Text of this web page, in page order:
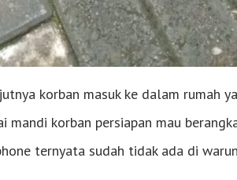
korban masuk ke dalam rumah
mandi korban persiapan mau
ternyata sudah tidak ada di